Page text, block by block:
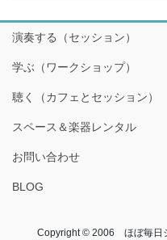
演奏する（セッション）
学ぶ（ワークショップ）
聴く（カフェとセッション）
スペース＆楽器レンタル
お問い合わせ
BLOG
Copyright © 2006 ほぼ毎日